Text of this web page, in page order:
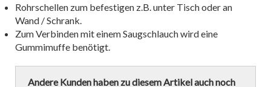
Rohrschellen zum befestigen z.B. unter Tisch oder an
Wand / Schrank.
Zum Verbinden mit einem Saugschlauch wird eine
Gummimuffe benötigt.
Andere Kunden haben zu diesem Artikel auch noch